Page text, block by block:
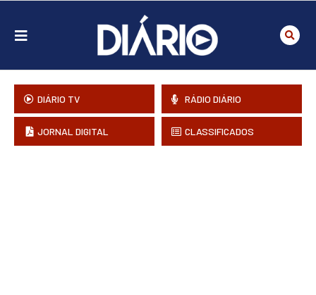
DIÁRIO TV RÁDIO DIÁRIO
JORNAL DIGITAL CLASSIFICADOS